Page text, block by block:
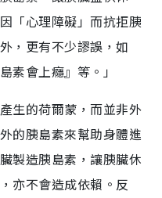
「心理障礙」而抗拒胰
，更有不少謬誤，如
素會上癮』等。」
生的荷爾蒙，而並非外
的胰島素來幫助身體進
製造胰島素，讓胰臟休
亦不會造成依賴。反